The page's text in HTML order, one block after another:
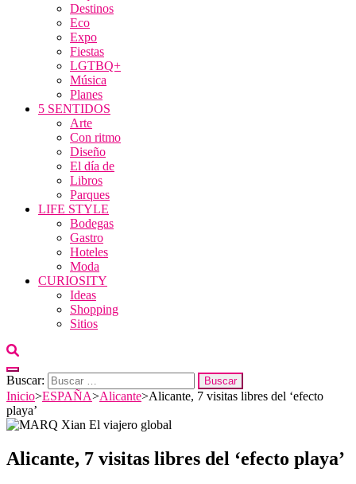
Destinos
Eco
Expo
Fiestas
LGTBQ+
Música
Planes
5 SENTIDOS
Arte
Con ritmo
Diseño
El día de
Libros
Parques
LIFE STYLE
Bodegas
Gastro
Hoteles
Moda
CURIOSITY
Ideas
Shopping
Sitios
Buscar:
Inicio>ESPAÑA>Alicante>Alicante, 7 visitas libres del ‘efecto
playa’
Alicante, 7 visitas libres del ‘efecto playa’